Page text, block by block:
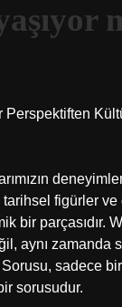
Perspektiften
figürler ve
parçasıdır.
aynı zamanda
sadece
sorusudur.